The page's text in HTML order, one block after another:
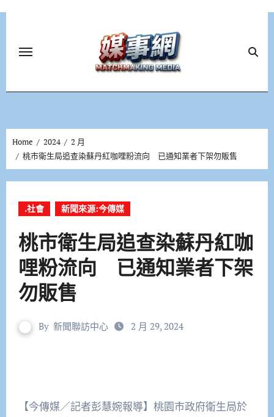
Home 2024
2 月
桃市衛生局追查染蘇丹紅咖哩粉流向 已通知業者下架勿販售
.社會 新聞來源:今傳媒
桃市衛生局追查染蘇丹紅咖
哩粉流向 已通知業者下架
勿販售
By 新聞聯訪中心 2 月 29, 2024
【今傳媒／記者彭慧婉報導】桃園市政府衛生局於